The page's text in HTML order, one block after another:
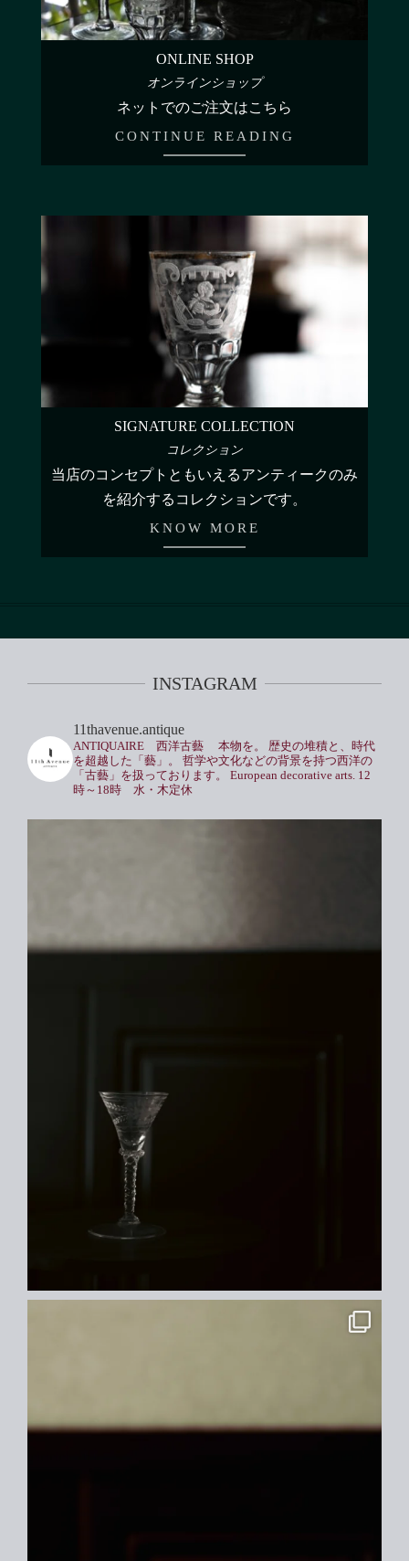
ONLINE SHOP
オンラインショップ
ネットでのご注文はこちら
CONTINUE READING
SIGNATURE COLLECTION
コレクション
当店のコンセプトともいえるアンティークのみ
を紹介するコレクションです。
KNOW MORE
INSTAGRAM
11thavenue.antique
ANTIQUAIRE 西洋古藝 本物を。
歴史の堆積と、時代
を超越した「藝」。
哲学や文化などの背景を持つ西洋の
「古藝」を扱っております。
European decorative arts. 12
時～18時 水・木定休